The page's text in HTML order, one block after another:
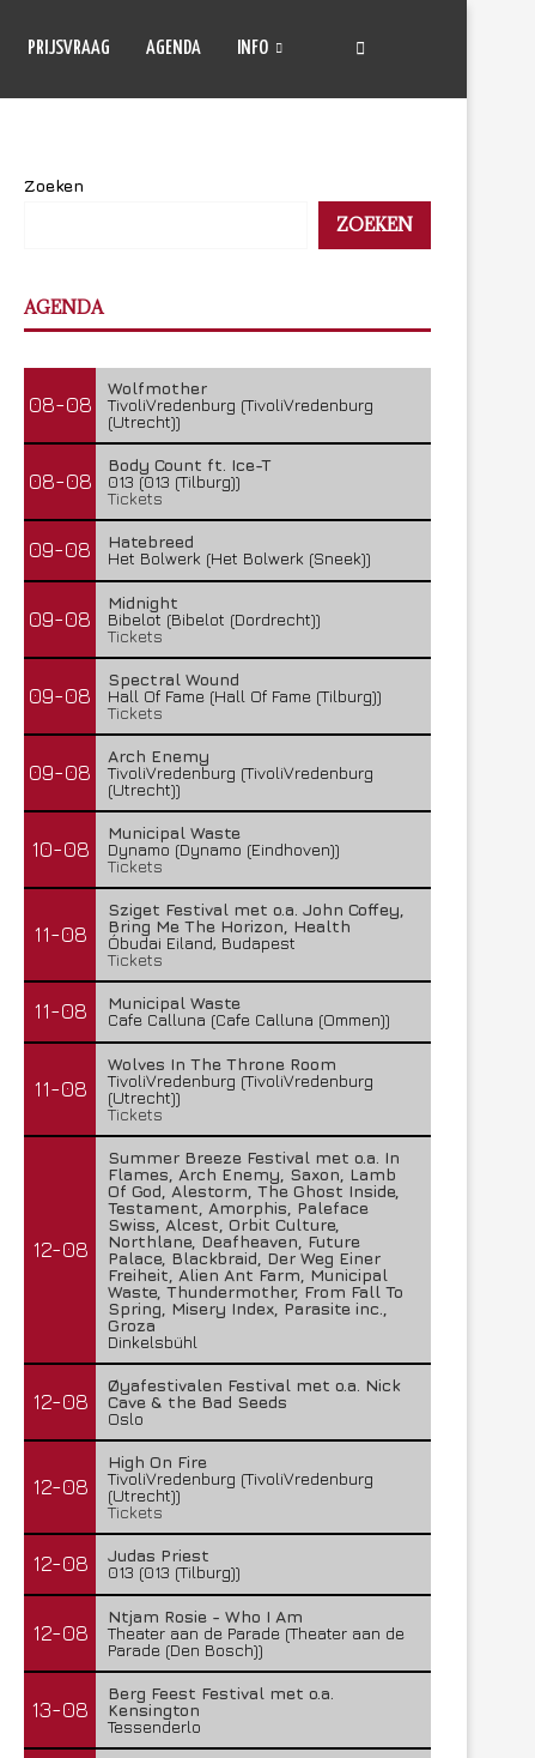
PRIJSVRAAG AGENDA INFO
Zoeken
ZOEKEN
AGENDA
08-08
Wolfmother
TivoliVredenburg (TivoliVredenburg
(Utrecht))
08-08
Body Count ft. Ice-T
013 (013 (Tilburg))
Tickets
09-08
Hatebreed
Het Bolwerk (Het Bolwerk (Sneek))
09-08
Midnight
Bibelot (Bibelot (Dordrecht))
Tickets
09-08
Spectral Wound
Hall Of Fame (Hall Of Fame (Tilburg))
Tickets
09-08
Arch Enemy
TivoliVredenburg (TivoliVredenburg
(Utrecht))
10-08
Municipal Waste
Dynamo (Dynamo (Eindhoven))
Tickets
11-08
Sziget Festival met o.a. John Coffey,
Bring Me The Horizon, Health
Óbudai Eiland, Budapest
Tickets
11-08
Municipal Waste
Cafe Calluna (Cafe Calluna (Ommen))
11-08
Wolves In The Throne Room
TivoliVredenburg (TivoliVredenburg
(Utrecht))
Tickets
12-08
Summer Breeze Festival met o.a. In
Flames, Arch Enemy, Saxon, Lamb
Of God, Alestorm, The Ghost Inside,
Testament, Amorphis, Paleface
Swiss, Alcest, Orbit Culture,
Northlane, Deafheaven, Future
Palace, Blackbraid, Der Weg Einer
Freiheit, Alien Ant Farm, Municipal
Waste, Thundermother, From Fall To
Spring, Misery Index, Parasite inc.,
Groza
Dinkelsbühl
12-08
Øyafestivalen Festival met o.a. Nick
Cave & the Bad Seeds
Oslo
12-08
High On Fire
TivoliVredenburg (TivoliVredenburg
(Utrecht))
Tickets
12-08
Judas Priest
013 (013 (Tilburg))
12-08
Ntjam Rosie - Who I Am
Theater aan de Parade (Theater aan de
Parade (Den Bosch))
13-08
Berg Feest Festival met o.a.
Kensington
Tessenderlo